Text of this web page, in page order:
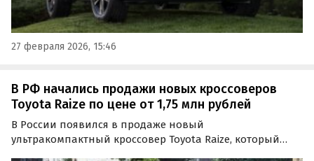
27 февраля 2026, 15:46
В РФ начались продажи новых кроссоверов
Toyota Raize по цене от 1,75 млн рублей
В России появился в продаже новый
ультракомпактный кроссовер Toyota Raize, который